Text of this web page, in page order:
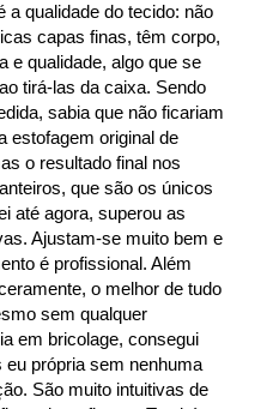
a qualidade do tecido: não
capas finas, têm corpo,
e qualidade, algo que se
tirá-las da caixa. Sendo
sabia que não ficariam
estofagem original de
o resultado final nos
que são os únicos
até agora, superou as
Ajustam-se muito bem e
é profissional. Além
o melhor de tudo
sem qualquer
em bricolage, consegui
eu própria sem nenhuma
São muito intuitivas de